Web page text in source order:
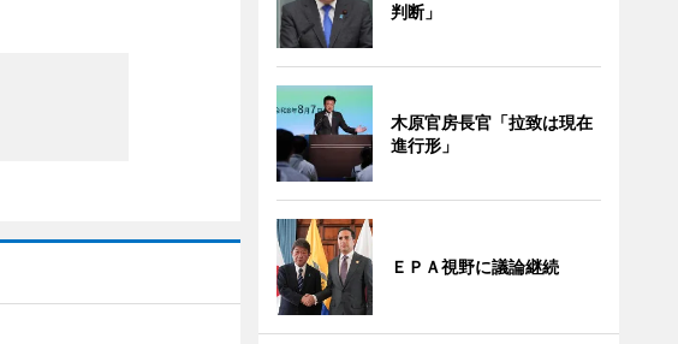
判断」
木原官房長官「拉致は現在
進行形」
ＥＰＡ視野に議論継続